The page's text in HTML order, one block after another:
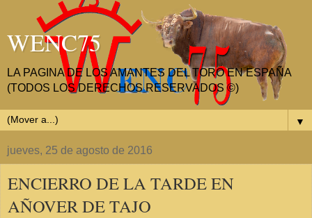
WENC75
LA PAGINA DE LOS AMANTES DEL TORO EN ESPAÑA
(TODOS LOS DERECHOS RESERVADOS ©)
▼
jueves, 25 de agosto de 2016
ENCIERRO DE LA TARDE EN
AÑOVER DE TAJO